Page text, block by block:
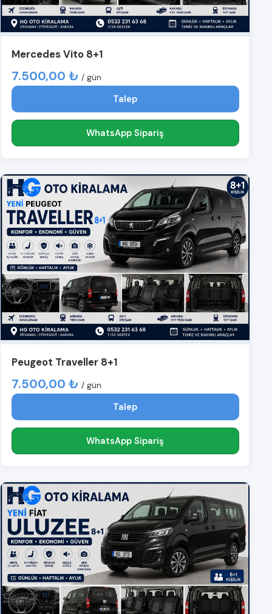
Mercedes Vito 8+1
7.500,00 ₺ / gün
Talep
WhatsApp Sipariş
Peugeot Traveller 8+1
7.500,00 ₺ / gün
Talep
WhatsApp Sipariş